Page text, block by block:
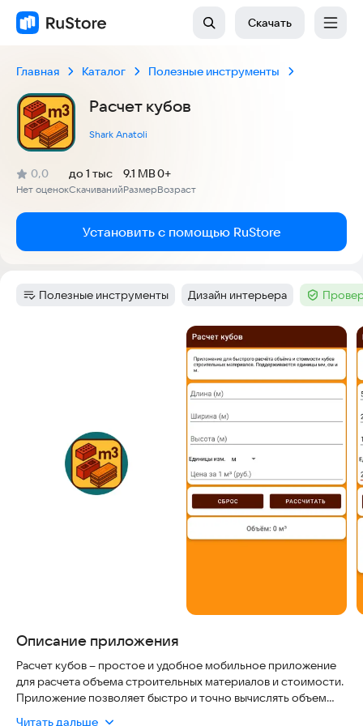
Скачать
Главная Каталог Полезные инструменты
Расчет кубов
Shark Anatoli
Рейтинг:
0,0
(
Нет оценок
)
Скачиваний
до 1 тыс
Размер
9.1 MB
Возраст
0+
Установить с помощью RuStore
Категория:
Полезные инструменты Тег:
Дизайн интерьера Тег :
Описание приложения
Расчет кубов – простое и удобное мобильное приложение
для расчета объема строительных материалов и стоимости.
Приложение позволяет быстро и точно вычислять объем
Читать дальше